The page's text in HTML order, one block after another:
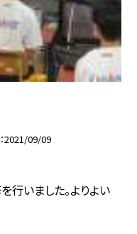
2021/09/09
行いました。よりよい